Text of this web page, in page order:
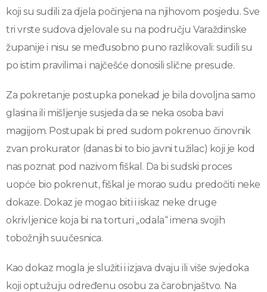
koji su sudili za djela počinjena na njihovom posjedu. Sve
tri vrste sudova djelovale su na području Varaždinske
županije i nisu se međusobno puno razlikovali: sudili su
po istim pravilima i najčešće donosili slične presude.
Za pokretanje postupka ponekad je bila dovoljna samo
glasina ili mišljenje susjeda da se neka osoba bavi
magijom. Postupak bi pred sudom pokrenuo činovnik
zvan prokurator (danas bi to bio javni tužilac) koji je kod
nas poznat pod nazivom fiškal. Da bi sudski proces
uopće bio pokrenut, fiškal je morao sudu predočiti neke
dokaze. Dokaz je mogao biti i iskaz neke druge
okrivljenice koja bi na torturi „odala“ imena svojih
tobožnjih suučesnica.
Kao dokaz mogla je služiti i izjava dvaju ili više svjedoka
koji optužuju određenu osobu za čarobnjaštvo. Na